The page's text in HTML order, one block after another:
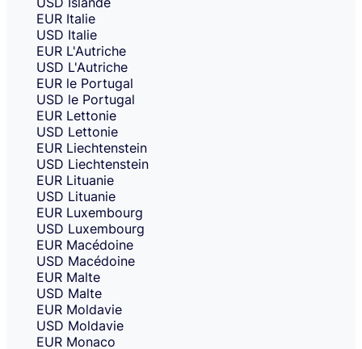
EUR Italie
USD Italie
EUR L'Autriche
USD L'Autriche
EUR le Portugal
USD le Portugal
EUR Lettonie
USD Lettonie
EUR Liechtenstein
USD Liechtenstein
EUR Lituanie
USD Lituanie
EUR Luxembourg
USD Luxembourg
EUR Macédoine
USD Macédoine
EUR Malte
USD Malte
EUR Moldavie
USD Moldavie
EUR Monaco